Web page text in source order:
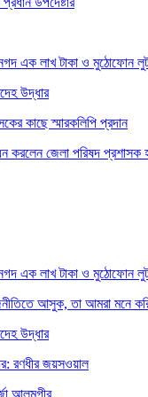
নগদ এক লাখ টাকা ও মুঠোফোন
উদ্ধার
কাছে স্মারকলিপি প্রদান
করলেন জেলা পরিষদ প্রশাসক
নগদ এক লাখ টাকা ও মুঠোফোন
আসুক, তা আমরা মনে
উদ্ধার
রণধীর জয়সওয়াল
আলমগীর